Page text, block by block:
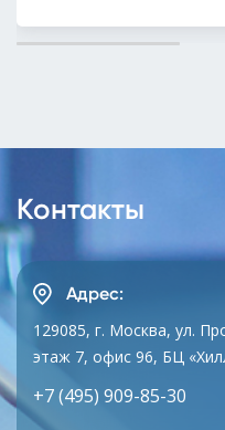
Контакты
Адрес:
129085, г. Москва, ул.
этаж 7, офис 96, БЦ
+7 (495) 909-85-30